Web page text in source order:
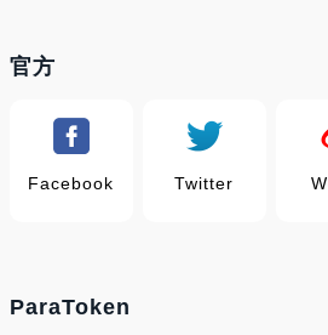
官方
Facebook Twitter
ParaToken